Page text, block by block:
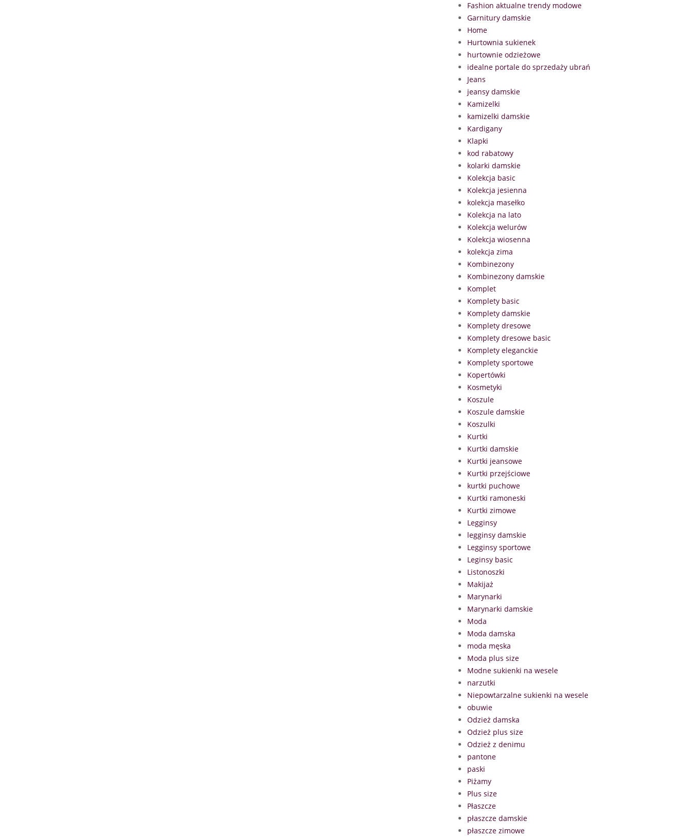
Fashion aktualne trendy modowe
Garnitury damskie
Home
Hurtownia sukienek
hurtownie odzieżowe
idealne portale do sprzedaży ubrań
Jeans
jeansy damskie
Kamizelki
kamizelki damskie
Kardigany
Klapki
kod rabatowy
kolarki damskie
Kolekcja basic
Kolekcja jesienna
kolekcja masełko
Kolekcja na lato
Kolekcja welurów
Kolekcja wiosenna
kolekcja zima
Kombinezony
Kombinezony damskie
Komplet
Komplety basic
Komplety damskie
Komplety dresowe
Komplety dresowe basic
Komplety eleganckie
Komplety sportowe
Kopertówki
Kosmetyki
Koszule
Koszule damskie
Koszulki
Kurtki
Kurtki damskie
Kurtki jeansowe
Kurtki przejściowe
kurtki puchowe
Kurtki ramoneski
Kurtki zimowe
Legginsy
legginsy damskie
Legginsy sportowe
Leginsy basic
Listonoszki
Makijaż
Marynarki
Marynarki damskie
Moda
Moda damska
moda męska
Moda plus size
Modne sukienki na wesele
narzutki
Niepowtarzalne sukienki na wesele
obuwie
Odzież damska
Odzież plus size
Odzież z denimu
pantone
paski
Piżamy
Plus size
Płaszcze
płaszcze damskie
płaszcze zimowe